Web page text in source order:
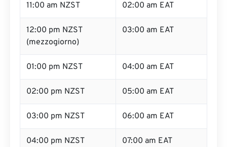
11:00 am NZST 02:00 am EAT
12:00 pm NZST
(mezzogiorno)
03:00 am EAT
01:00 pm NZST 04:00 am EAT
02:00 pm NZST 05:00 am EAT
03:00 pm NZST 06:00 am EAT
04:00 pm NZST 07:00 am EAT